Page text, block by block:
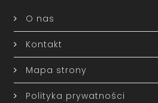
O nas
Kontakt
Mapa strony
Polityka prywatności